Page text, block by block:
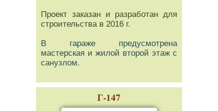
Проект заказан и разработан для
строительства в 2016 г.
В гараже предусмотрена
мастерская и жилой второй этаж с
санузлом.
Г-147